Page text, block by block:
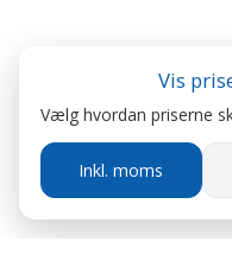
Vis
Vælg hvordan priserne
Inkl. moms